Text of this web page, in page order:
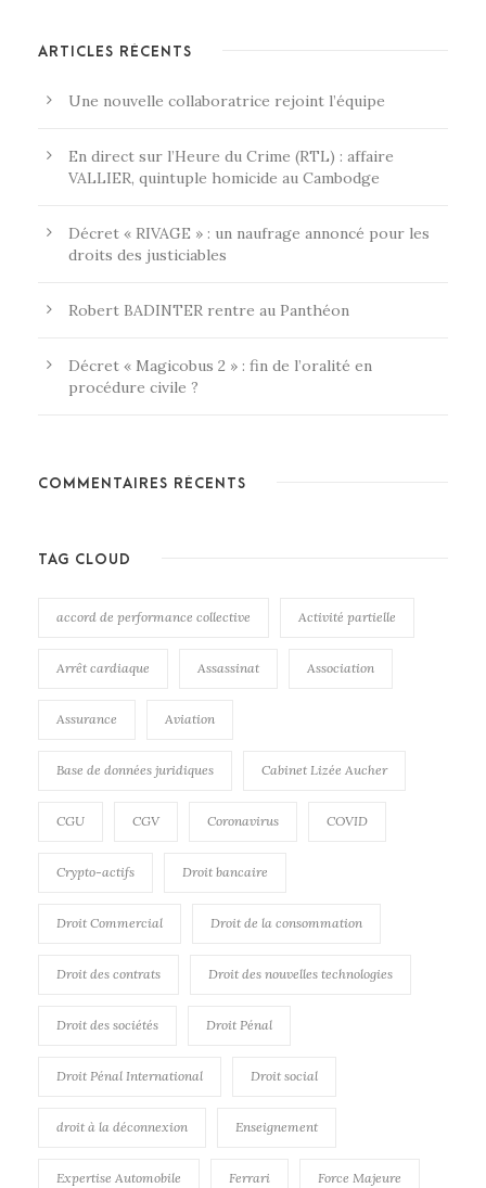
ARTICLES RÉCENTS
Une nouvelle collaboratrice rejoint l’équipe
En direct sur l’Heure du Crime (RTL) : affaire
VALLIER, quintuple homicide au Cambodge
Décret « RIVAGE » : un naufrage annoncé pour les
droits des justiciables
Robert BADINTER rentre au Panthéon
Décret « Magicobus 2 » : fin de l’oralité en
procédure civile ?
COMMENTAIRES RÉCENTS
TAG CLOUD
accord de performance collective Activité partielle
Arrêt cardiaque Assassinat Association
Assurance Aviation
Base de données juridiques Cabinet Lizée Aucher
CGU CGV Coronavirus COVID
Crypto-actifs Droit bancaire
Droit Commercial Droit de la consommation
Droit des contrats Droit des nouvelles technologies
Droit des sociétés Droit Pénal
Droit Pénal International Droit social
droit à la déconnexion Enseignement
Expertise Automobile Ferrari Force Majeure